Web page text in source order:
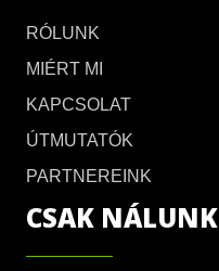
RÓLUNK
MIÉRT MI
KAPCSOLAT
ÚTMUTATÓK
PARTNEREINK
CSAK NÁLUNK